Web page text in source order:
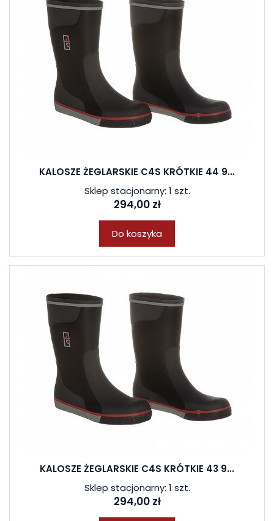
KALOSZE ŻEGLARSKIE C4S KRÓTKIE 44 9...
Sklep stacjonarny: 1 szt.
294,00 zł
Do koszyka
KALOSZE ŻEGLARSKIE C4S KRÓTKIE 43 9...
Sklep stacjonarny: 1 szt.
294,00 zł